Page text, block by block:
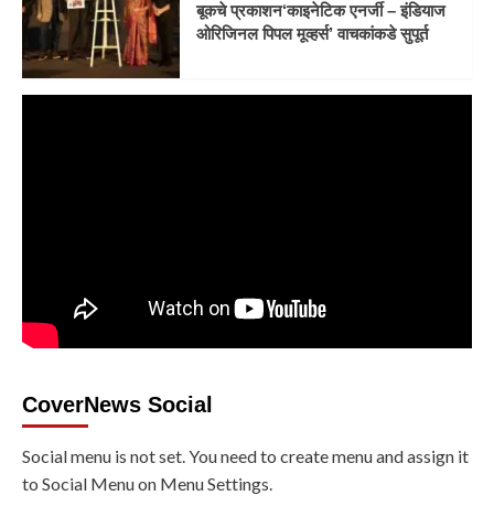
बूकचे प्रकाशन‘काइनेटिक एनर्जी – इंडियाज
ओरिजिनल पिपल मूव्हर्स’ वाचकांकडे सुपूर्त
CoverNews Social
Social menu is not set. You need to create menu and assign it
to Social Menu on Menu Settings.